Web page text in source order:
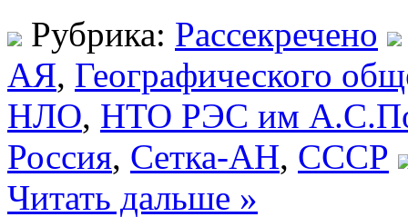
Рубрика: Рассекречено
АЯ, Географического
НЛО, НТО РЭС им
Россия, Сетка-АН, СССР
Читать дальше »